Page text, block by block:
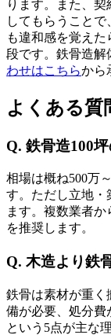
ります。また、
してもらうこと
も違和感を覚え
段です。鉄骨造解
わせはこちらから
よくある質
Q. 鉄骨造100
相場は概ね500万
す。ただし立地・
ます。複数業者
を推奨します。
Q. 木造より鉄
鉄骨は素材が重く
備が必要、処分費
という5点が主な